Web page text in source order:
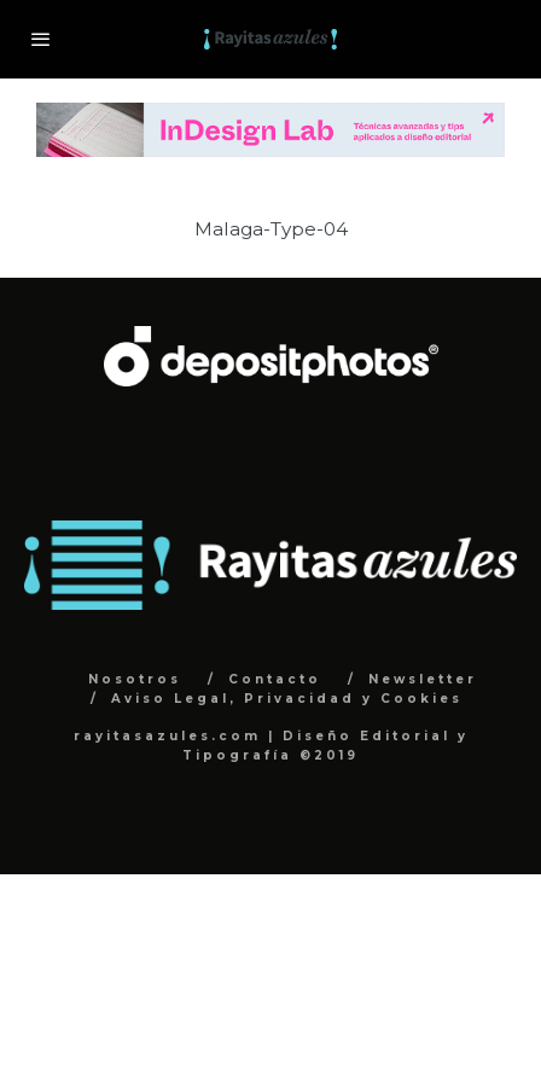
Malaga-Type-04
Nosotros Contacto
Newsletter
Aviso Legal, Privacidad y Cookies
rayitasazules.com | Diseño Editorial y
Tipografía ©2019